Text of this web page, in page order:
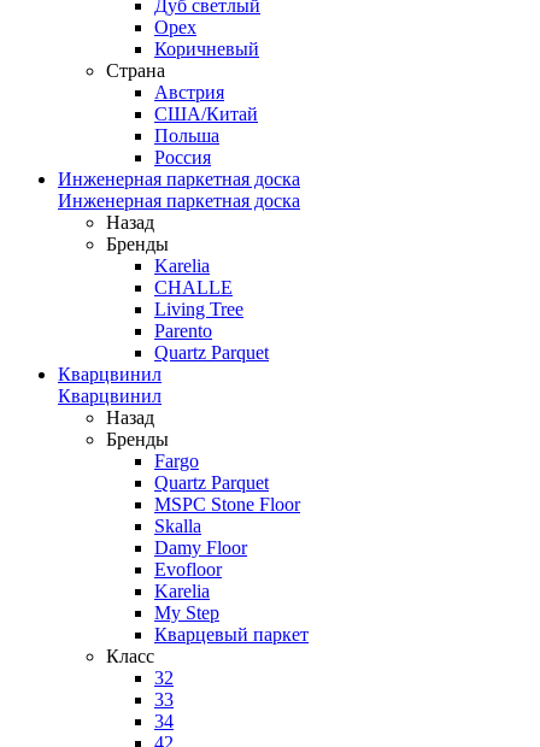
Дуб светлый
Орех
Коричневый
Страна
Австрия
США/Китай
Польша
Россия
Инженерная паркетная доска
Инженерная паркетная доска
Назад
Бренды
Karelia
CHALLE
Living Tree
Parento
Quartz Parquet
Кварцвинил
Кварцвинил
Назад
Бренды
Fargo
Quartz Parquet
MSPC Stone Floor
Skalla
Damy Floor
Evofloor
Karelia
My Step
Кварцевый паркет
Класс
32
33
34
42